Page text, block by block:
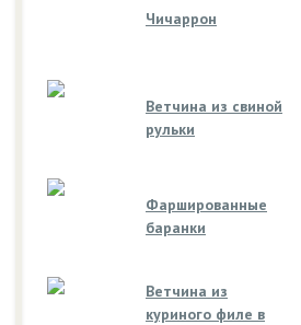
Чичаррон
Ветчина из свиной
рульки
Фаршированные
баранки
Ветчина из
куриного филе в